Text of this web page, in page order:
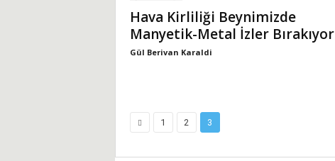
Hava Kirliliği Beynimizde
Manyetik-Metal İzler Bırakıyor
Gül Berivan Karaldi
1 2 3